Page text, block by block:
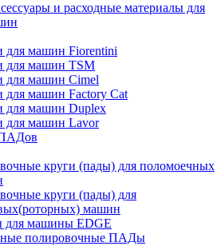
и расходные материалы для
для машин Fiorentini
для машин TSM
для машин Cimel
для машин Factory Cat
для машин Duplex
для машин Lavor
круги (пады) для поломоечных
круги (пады) для
машин
машины EDGE
полировочные ПАДы